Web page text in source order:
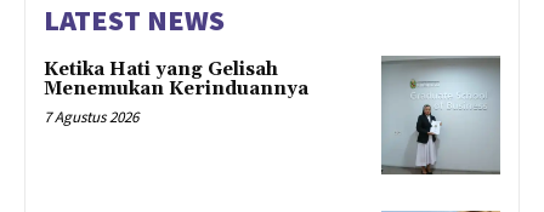
LATEST NEWS
Ketika Hati yang Gelisah
Menemukan Kerinduannya
7 Agustus 2026